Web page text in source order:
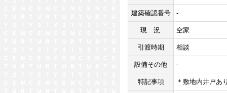
建築確認番号 -
現況 空家
引渡時期 相談
設備その他 -
特記事項 ＊敷地内井戸あ